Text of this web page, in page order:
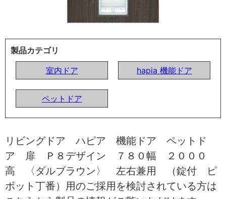
製品カテゴリ
室内ドア
hapia 機能ドア
ペットドア
リビングドア ハピア 機能ドア ペットド
ア 扉 Ｐ８デザイン ７８０幅 ２０００
高 〈ダルブラウン〉 左右兼用 （錠付 ピ
ボット丁番）用のご採用を検討されている方は